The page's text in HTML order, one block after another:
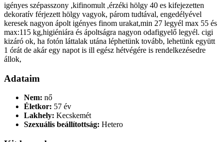
igényes szépasszony ,kifinomult ,érzéki hölgy 40 es kifejezetten
dekoratív férjezett hölgy vagyok, párom tudtával, engedélyével
keresek nagyon ápolt igényes finom urakat,min 27 legyél max 55 és
max:115 kg,higiéniára és ápoltságra nagyon odafigyelő legyél. cigi
kizáró ok, ha fotón láttalak utána léphetünk tovább, lehetünk együtt
1 órát de akár egy napot is ill egész hétvégére is rendelkezésedre
állok,
Adataim
Nem: nő
Életkor: 57 év
Lakhely: Kecskemét
Szexuális beállítottság: Hetero